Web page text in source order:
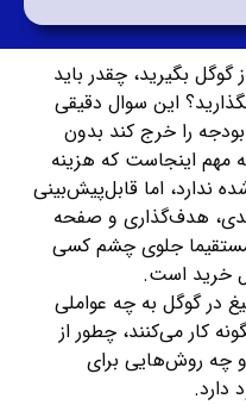
گوگل بگیرید، چقدر باید
این سوال دقیقی
را خرج کند بدون
مهم اینجاست که هزینه
ندارد، اما قابل‌پیش‌بینی
هدف‌گذاری و صفحه
جلوی چشم کسی
خرید است.
در گوگل به چه عواملی
کار می‌کنند، چطور از
چه روش‌هایی برای
دارد.